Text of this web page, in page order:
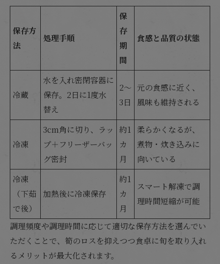
保存方
法
処理手順
保
存
期
間
食感と品質の状態
冷蔵
水を入れ密閉容器に
保存。2日に1度水
替え
2〜
3日
元の食感に近く、
風味も維持される
冷凍
3cm角に切り、ラッ
プ＋フリーザーバッ
グ密封
約1
カ
月
柔らかくなるが、
煮物・炊き込みに
向いている
冷凍
（下茹
で後）
加熱後に冷凍保存
約1
カ
月
スマート解凍で調
理時間短縮が可能
調理頻度や調理時間に応じて適切な保存方法を選んでい
ただくことで、筍のロスを抑えつつ食卓に旬を取り入れ
るメリットが最大化されます。